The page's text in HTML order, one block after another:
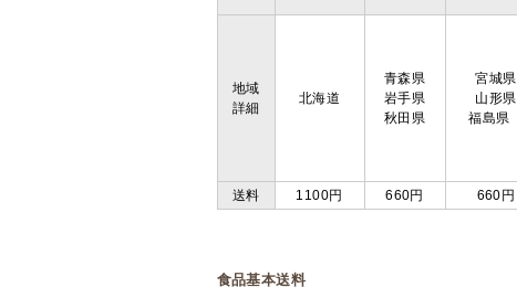
地域
詳細
北海道
青森県
岩手県
秋田県
宮城県
山形県
福島県
送料 1100円 660円 660円
食品基本送料